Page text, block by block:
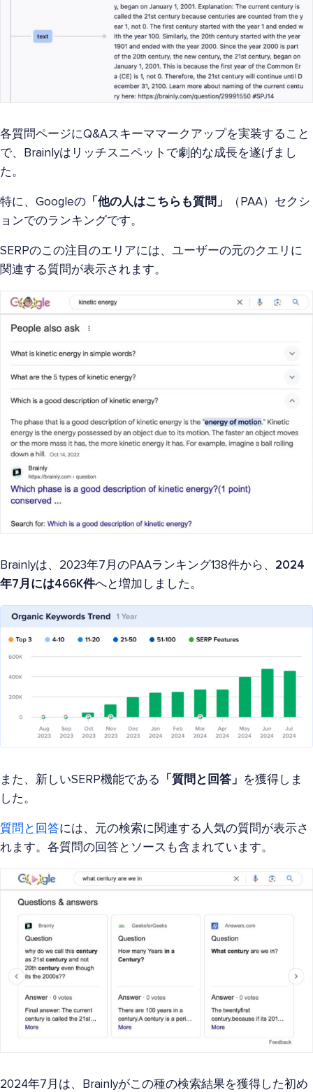
各質問ページにQ&Aスキーママークアップを実装すること
で、Brainlyはリッチスニペットで劇的な成長を遂げまし
た。
特に、Googleの 「他の人はこちらも質問」
（PAA）セクシ
ョンでのランキングです。
SERPのこの注目のエリアには、ユーザーの元のクエリに
関連する質問が表示されます。
Brainlyは、2023年7月のPAAランキング138件から、 2024
年7月には466K件へと増加しました。
また、新しいSERP機能である 「質問と回答」
を獲得しま
した。
質問と回答には、元の検索に関連する人気の質問が表示さ
れます。各質問の回答とソースも含まれています。
2024年7月は、Brainlyがこの種の検索結果を獲得した初め